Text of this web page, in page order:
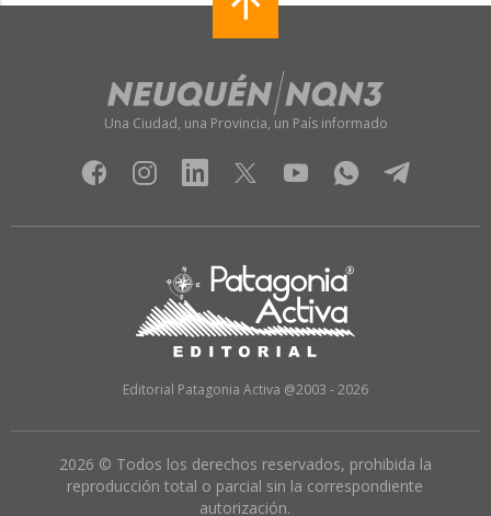
Una Ciudad, una Provincia, un País informado
Editorial Patagonia Activa @2003 - 2026
2026 © Todos los derechos reservados, prohibida la
reproducción total o parcial sin la correspondiente
autorización.